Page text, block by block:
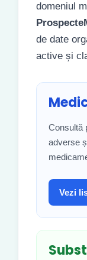
domeniul
de date
active și
Consultă
adverse
Vezi